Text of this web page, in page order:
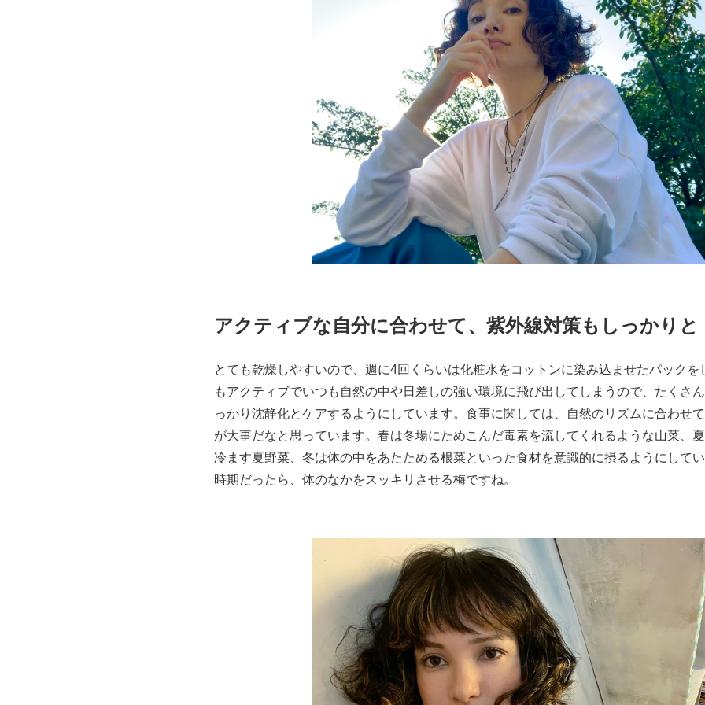
アクティブな自分に合わせて、紫外線対策もしっかりと
とても乾燥しやすいので、週に4回くらいは化粧水をコットンに染み込ませたパック
もアクティブでいつも自然の中や日差しの強い環境に飛び出してしまうので、たくさ
っかり沈静化とケアするようにしています。食事に関しては、自然のリズムに合わせ
が大事だなと思っています。春は冬場にためこんだ毒素を流してくれるような山菜、
冷ます夏野菜、冬は体の中をあたためる根菜といった食材を意識的に摂るようにして
時期だったら、体のなかをスッキリさせる梅ですね。